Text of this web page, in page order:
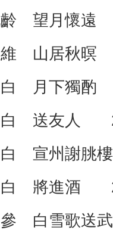
齡 望月懷
山居秋
月下獨
送友人
宣州謝朓
將進酒
白雪歌